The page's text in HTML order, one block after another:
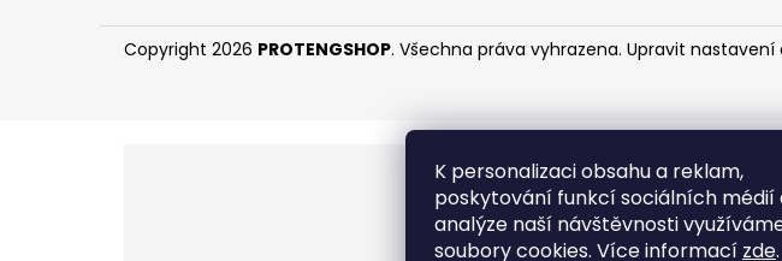
K personalizaci obsahu a reklam,
poskytování funkcí sociálních médií
analýze naší návštěvnosti
soubory cookies. Více informací zde.
Copyright 2026 PROTENGSHOP. Všechna práva vyhrazena. Upravit nastavení
IČO:
Sídlo:Šošůvka 23,